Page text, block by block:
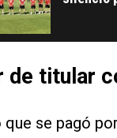
de titular
se pagó